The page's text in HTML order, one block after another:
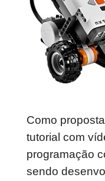
Como
tutorial com
programação
sendo